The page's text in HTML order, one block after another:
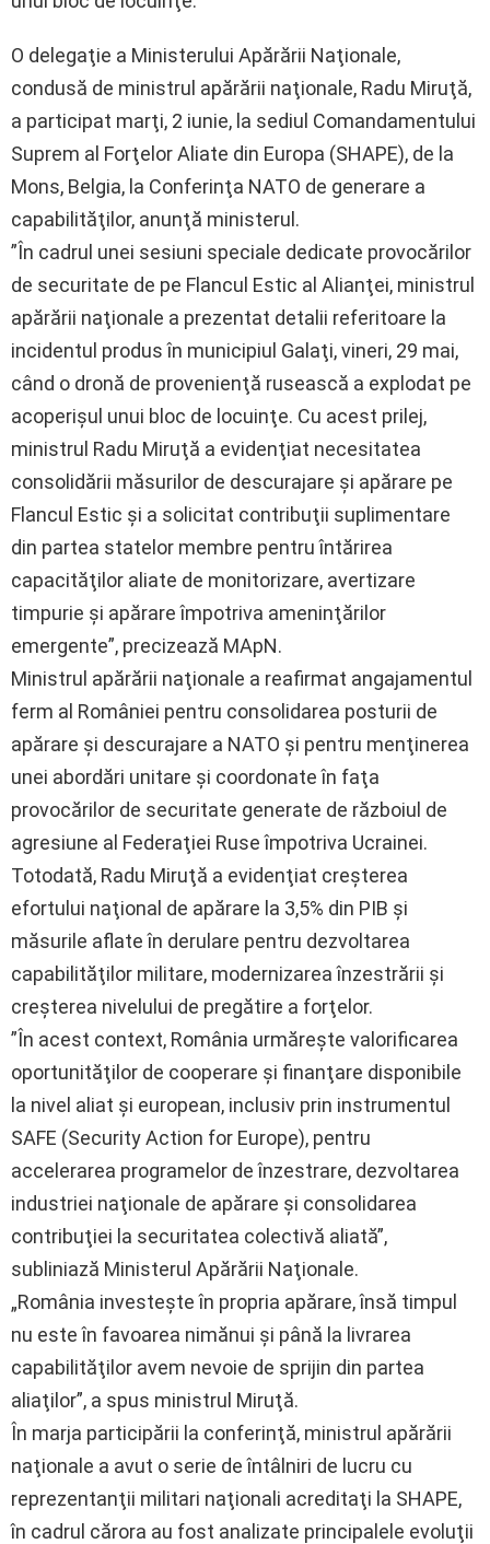
O delegaţie a Ministerului Apărării Naţionale,
condusă de ministrul apărării naţionale, Radu Miruţă,
a participat marţi, 2 iunie, la sediul Comandamentului
Suprem al Forţelor Aliate din Europa (SHAPE), de la
Mons, Belgia, la Conferinţa NATO de generare a
capabilităţilor, anunţă ministerul.
”În cadrul unei sesiuni speciale dedicate provocărilor
de securitate de pe Flancul Estic al Alianţei, ministrul
apărării naţionale a prezentat detalii referitoare la
incidentul produs în municipiul Galaţi, vineri, 29 mai,
când o dronă de provenienţă rusească a explodat pe
acoperişul unui bloc de locuinţe. Cu acest prilej,
ministrul Radu Miruţă a evidenţiat necesitatea
consolidării măsurilor de descurajare şi apărare pe
Flancul Estic şi a solicitat contribuţii suplimentare
din partea statelor membre pentru întărirea
capacităţilor aliate de monitorizare, avertizare
timpurie şi apărare împotriva ameninţărilor
emergente”, precizează MApN.
Ministrul apărării naţionale a reafirmat angajamentul
ferm al României pentru consolidarea posturii de
apărare şi descurajare a NATO şi pentru menţinerea
unei abordări unitare şi coordonate în faţa
provocărilor de securitate generate de războiul de
agresiune al Federaţiei Ruse împotriva Ucrainei.
Totodată, Radu Miruţă a evidenţiat creşterea
efortului naţional de apărare la 3,5% din PIB şi
măsurile aflate în derulare pentru dezvoltarea
capabilităţilor militare, modernizarea înzestrării şi
creşterea nivelului de pregătire a forţelor.
”În acest context, România urmăreşte valorificarea
oportunităţilor de cooperare şi finanţare disponibile
la nivel aliat şi european, inclusiv prin instrumentul
SAFE (Security Action for Europe), pentru
accelerarea programelor de înzestrare, dezvoltarea
industriei naţionale de apărare şi consolidarea
contribuţiei la securitatea colectivă aliată”,
subliniază Ministerul Apărării Naţionale.
„România investeşte în propria apărare, însă timpul
nu este în favoarea nimănui şi până la livrarea
capabilităţilor avem nevoie de sprijin din partea
aliaţilor”, a spus ministrul Miruţă.
În marja participării la conferinţă, ministrul apărării
naţionale a avut o serie de întâlniri de lucru cu
reprezentanţii militari naţionali acreditaţi la SHAPE,
în cadrul cărora au fost analizate principalele evoluţii